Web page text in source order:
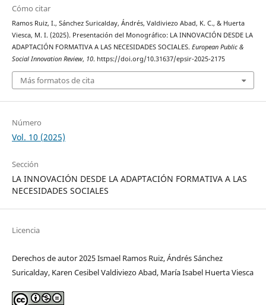
Cómo citar
Ramos Ruiz, I., Sánchez Suricalday, Ándrés, Valdiviezo Abad, K. C., & Huerta
Viesca, M. I. (2025). Presentación del Monográfico: LA INNOVACIÓN DESDE LA
ADAPTACIÓN FORMATIVA A LAS NECESIDADES SOCIALES. European Public &
Social Innovation Review, 10. https://doi.org/10.31637/epsir-2025-2175
Más formatos de cita
Número
Vol. 10 (2025)
Sección
LA INNOVACIÓN DESDE LA ADAPTACIÓN FORMATIVA A LAS
NECESIDADES SOCIALES
Licencia
Derechos de autor 2025 Ismael Ramos Ruiz, Ándrés Sánchez
Suricalday, Karen Cesibel Valdiviezo Abad, María Isabel Huerta Viesca